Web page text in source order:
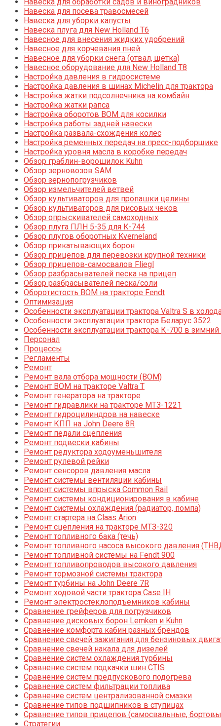
Навеска для посева травосмесей
Навеска для уборки капусты
Навеска плуга для New Holland T6
Навесное для внесения жидких удобрений
Навесное для корчевания пней
Навесное для уборки снега (отвал, щетка)
Навесное оборудование для New Holland T8
Настройка давления в гидросистеме
Настройка давления в шинах Michelin для трактора
Настройка жатки подсолнечника на комбайн
Настройка жатки рапса
Настройка оборотов ВОМ для косилки
Настройка работы задней навески
Настройка развала-схождения колес
Настройка ременных передач на пресс-подборщике
Настройка уровня масла в коробке передач
Обзор граблин-ворошилок Kuhn
Обзор зерновозов SAM
Обзор зернопогрузчиков
Обзор измельчителей ветвей
Обзор культиваторов для пропашки целины
Обзор культиваторов для рисовых чеков
Обзор опрыскивателей самоходных
Обзор плуга ПЛН 5-35 для К-744
Обзор плугов оборотных Kverneland
Обзор прикатывающих борон
Обзор прицепов для перевозки крупной техники
Обзор прицепов-самосвалов Fliegl
Обзор разбрасывателей песка на прицеп
Обзор разбрасывателей песка/соли
Оборотистость ВОМ на тракторе Fendt
Оптимизация
Особенности эксплуатации трактора Valtra S в
Особенности эксплуатации трактора Беларус 3522
Особенности эксплуатации трактора К-700 в
Персонал
Процессы
Регламенты
Ремонт
Ремонт вала отбора мощности (ВОМ)
Ремонт ВОМ на тракторе Valtra T
Ремонт генератора на тракторе
Ремонт гидравлики на тракторе МТЗ-1221
Ремонт гидроцилиндров на навеске
Ремонт КПП на John Deere 8R
Ремонт педали сцепления
Ремонт подвески кабины
Ремонт редуктора ходоуменьшителя
Ремонт рулевой рейки
Ремонт сенсоров давления масла
Ремонт системы вентиляции кабины
Ремонт системы впрыска Common Rail
Ремонт системы кондиционирования в кабине
Ремонт системы охлаждения (радиатор, помпа)
Ремонт стартера на Claas Arion
Ремонт сцепления на тракторе МТЗ-320
Ремонт топливного бака (течь)
Ремонт топливного насоса высокого давления
Ремонт топливной системы на Fendt 900
Ремонт топливопроводов высокого давления
Ремонт тормозной системы трактора
Ремонт турбины на John Deere 7R
Ремонт ходовой части трактора Case IH
Ремонт электростеклоподъемников кабины
Сравнение грейферов для погрузчиков
Сравнение дисковых борон Lemken и Kuhn
Сравнение комфорта кабин разных брендов
Сравнение свечей зажигания для бензиновых
Сравнение свечей накала для дизелей
Сравнение систем охлаждения турбины
Сравнение систем подкачки шин CTIS
Сравнение систем предпускового подогрева
Сравнение систем фильтрации топлива
Сравнение систем централизованной смазки
Сравнение типов подшипников в ступицах
Сравнение типов прицепов (самосвальные,
Стратегии